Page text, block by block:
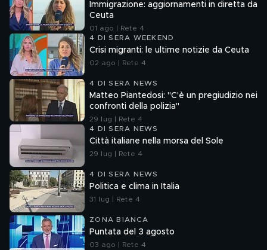
Immigrazione: aggiornamenti in diretta da
Ceuta
01 ago | Rete 4
4 DI SERA WEEKEND
Crisi migranti: le ultime notizie da Ceuta
02 ago | Rete 4
4 DI SERA NEWS
Matteo Piantedosi: "C'è un pregiudizio nei
confronti della polizia"
29 lug | Rete 4
4 DI SERA NEWS
Città italiane nella morsa del Sole
29 lug | Rete 4
4 DI SERA NEWS
Politica e clima in Italia
31 lug | Rete 4
ZONA BIANCA
Puntata del 3 agosto
03 ago | Rete 4